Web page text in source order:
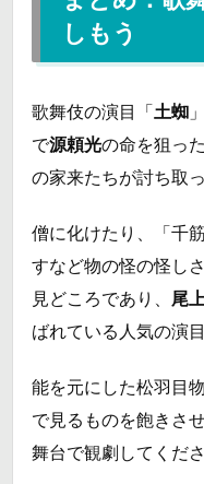
しもう
歌舞伎の演目「土蜘
で源頼光の命を狙っ
の家来たちが討ち取
僧に化けたり、「千
すなど物の怪の怪し
見どころであり、 尾
ばれている人気の演目
能を元にした松羽目
で見るものを飽きさ
舞台で観劇してくださ